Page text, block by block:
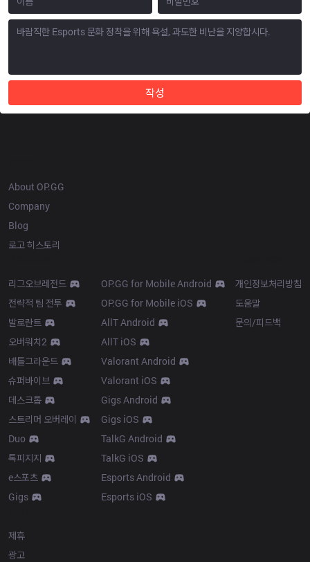
작성
About OP.GG
Company
Blog
로고 히스토리
리그오브레전드
전략적 팀 전투
발로란트
오버워치2
배틀그라운드
슈퍼바이브
데스크톱
스트리머 오버레이
Duo
톡피지지
e스포츠
Gigs
OP.GG for Mobile Android
OP.GG for Mobile iOS
AllT Android
AllT iOS
Valorant Android
Valorant iOS
Gigs Android
Gigs iOS
TalkG Android
TalkG iOS
Esports Android
Esports iOS
개인정보처리방침
도움말
문의/피드백
제휴
광고